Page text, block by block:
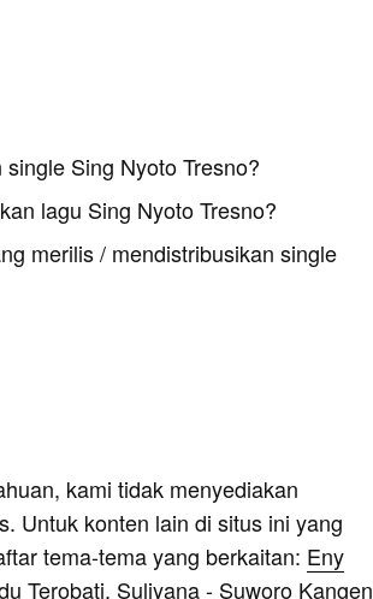
Sing Nyoto Tresno?
lagu Sing Nyoto Tresno?
merilis / mendistribusikan single
kami tidak menyediakan
Untuk konten lain di situs ini yang
tema-tema yang berkaitan: Eny
Terobati, Suliyana - Suworo Kangen